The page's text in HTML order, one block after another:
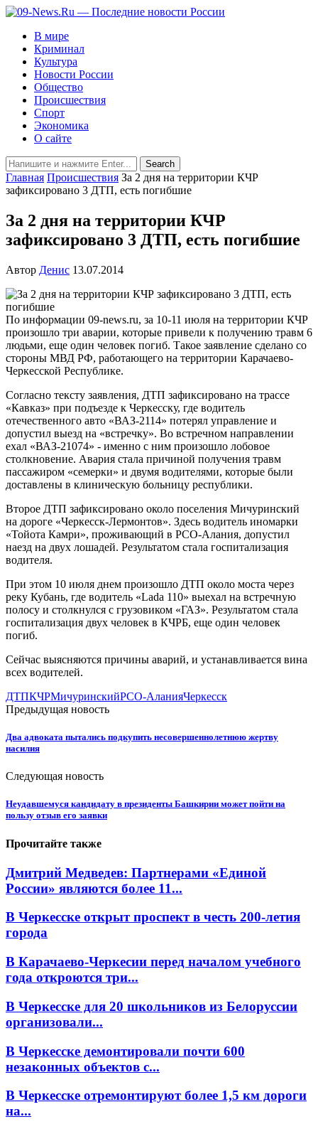
В мире
Криминал
Культура
Новости России
Общество
Происшествия
Спорт
Экономика
О сайте
Главная Происшествия За 2 дня на территории КЧР
зафиксировано 3 ДТП, есть погибшие
За 2 дня на территории КЧР
зафиксировано 3 ДТП, есть погибшие
Автор Денис 13.07.2014
По информации 09-news.ru, за 10-11 июля на территории КЧР
произошло три аварии, которые привели к получению травм 6
людьми, еще один человек погиб. Такое заявление сделано со
стороны МВД РФ, работающего на территории Карачаево-
Черкесской Республике.
Согласно тексту заявления, ДТП зафиксировано на трассе
«Кавказ» при подъезде к Черкесску, где водитель
отечественного авто «ВАЗ-2114» потерял управление и
допустил выезд на «встречку». Во встречном направлении
ехал «ВАЗ-21074» - именно с ним произошло лобовое
столкновение. Авария стала причиной получения травм
пассажиром «семерки» и двумя водителями, которые были
доставлены в клиническую больницу республики.
Второе ДТП зафиксировано около поселения Мичуринский
на дороге «Черкесск-Лермонтов». Здесь водитель иномарки
«Тойота Камри», проживающий в РСО-Алания, допустил
наезд на двух лошадей. Результатом стала госпитализация
водителя.
При этом 10 июля днем произошло ДТП около моста через
реку Кубань, где водитель «Lada 110» выехал на встречную
полосу и столкнулся с грузовиком «ГАЗ». Результатом стала
госпитализация двух человек в КЧРБ, еще один человек
погиб.
Сейчас выясняются причины аварий, и устанавливается вина
всех водителей.
ДТПКЧРМичуринскийРСО-АланияЧеркесск
Предыдущая новость
Два адвоката пытались подкупить несовершеннолетнюю жертву
насилия
Следующая новость
Неудавшемуся кандидату в президенты Башкирии может пойти на
пользу отзыв его заявки
Прочитайте также
Дмитрий Медведев: Партнерами «Единой
России» являются более 11...
В Черкесске открыт проспект в честь 200-летия
города
В Карачаево-Черкесии перед началом учебного
года откроются три...
В Черкесске для 20 школьников из Белоруссии
организовали...
В Черкесске демонтировали почти 600
незаконных объектов с...
В Черкесске отремонтируют более 1,5 км дороги
на...